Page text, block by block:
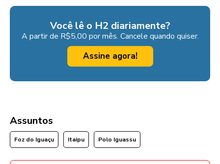
Você lê o H2 diariamente?
A partir de R$5,00 por mês. Cancele quando quiser.
Assine agora!
Assuntos
Foz do Iguaçu Itaipu Polo Iguassu